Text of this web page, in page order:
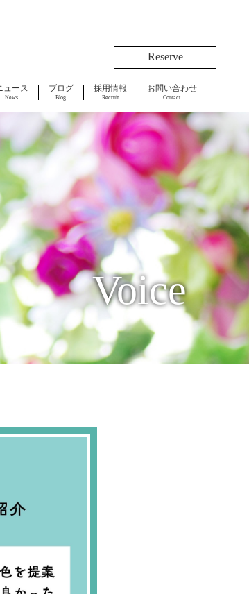
Reserve
ュース
News
ブログ
Blog
採用情報
Recruit
お問い合わせ
Contact
Voice